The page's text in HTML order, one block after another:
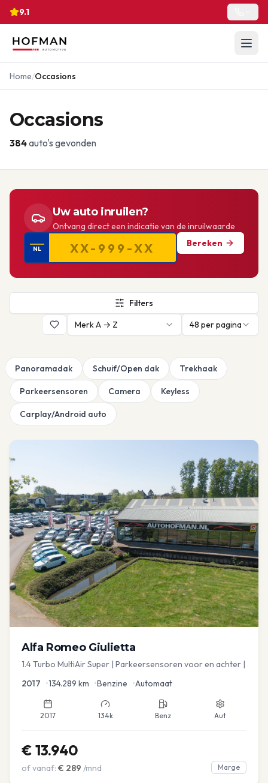
9.1
Home/Occasions
Occasions
384auto's gevonden
Uw auto inruilen?
Ontvang direct een indicatie van de inruilwaarde
NL
Bereken
Filters
Merk A → Z
48 per pagina
Panoramadak Schuif/Open dak Trekhaak
Parkeersensoren Camera Keyless
Carplay/Android auto
Alfa Romeo Giulietta
1.4 Turbo MultiAir Super | Parkeersensoren voor en achter |
2017 •134.289 km •Benzine •Automaat
2017 134k Benz Aut
€ 13.940
of vanaf: € 289 /mnd Marge